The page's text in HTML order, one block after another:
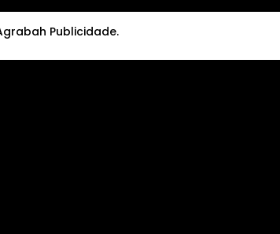
Publicidade.